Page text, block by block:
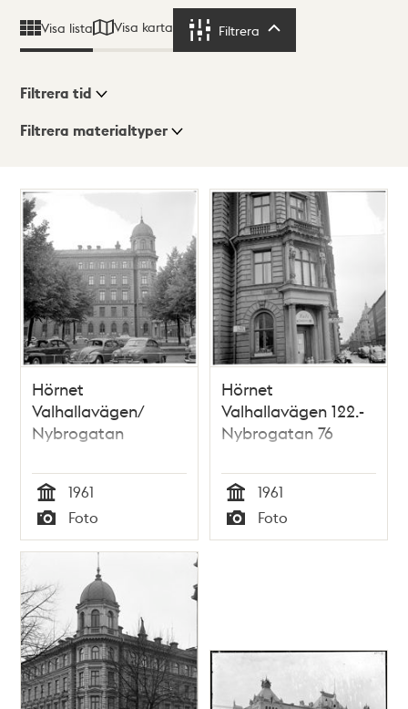
Visa lista Visa karta Filtrera
Visningsläge
Lista
Filtrera tid
Filtrera materialtyper
träffar
Hörnet
Valhallavägen/
Nybrogatan
Tid
1961
Typ
Foto
Hörnet
Valhallavägen 122.-
Nybrogatan 76
Tid
1961
Typ
Foto